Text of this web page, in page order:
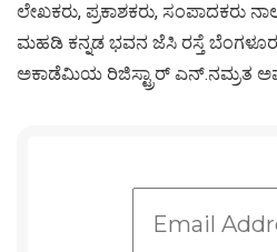
ಲೇಖಕರು, ಪ್ರಕಾಶಕರು, ಸಂಪಾದಕರು
ಮಹಡಿ ಕನ್ನಡ ಭವನ ಜೆಸಿ ರಸ್ತೆ
ಅಕಾಡೆಮಿಯ ರಿಜಿಸ್ಟ್ರಾರ್ ಎನ್.ನಮ್ರತ